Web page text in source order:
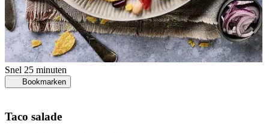
Snel 25 minuten
Bookmarken
Taco salade